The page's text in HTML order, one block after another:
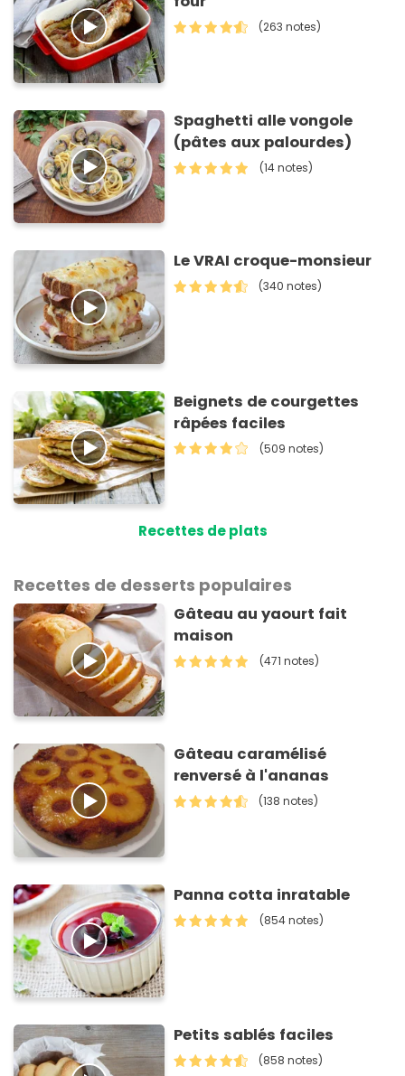
(263 notes)
Spaghetti alle vongole
(pâtes aux palourdes)
(14 notes)
Le VRAI croque-monsieur
(340 notes)
Beignets de courgettes
râpées faciles
(509 notes)
Recettes de plats
Recettes de desserts populaires
Gâteau au yaourt fait
maison
(471 notes)
Gâteau caramélisé
renversé à l'ananas
(138 notes)
Panna cotta inratable
(854 notes)
Petits sablés faciles
(858 notes)